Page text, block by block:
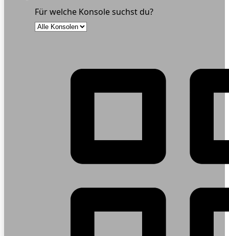
Für welche Konsole suchst du?